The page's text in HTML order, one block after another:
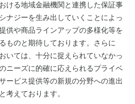
ける地域金融機関と連携した保証事
ナジーを生み出していくことによっ
供や商品ラインアップの多様化等を
ものと期待しております。さらに
いては、十分に捉えられていなかっ
ニーズに的確に応えられるプライベ
ービス提供等の新規の分野への進出
考えております。